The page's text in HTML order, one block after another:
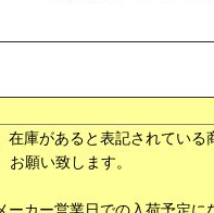
庫があると表記されている
願い致します。
カー営業日での入荷予定に